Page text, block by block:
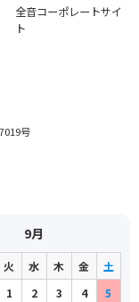
全音コーポレートサイ
ト
号
9月
火 水 木 金
土
1
2 3 4 5